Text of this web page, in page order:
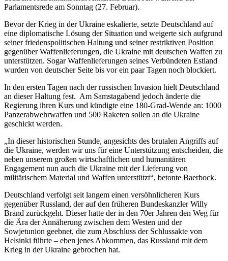
Parlamentsrede am Sonntag (27. Februar).
Bevor der Krieg in der Ukraine eskalierte, setzte Deutschland auf
eine diplomatische Lösung der Situation und weigerte sich aufgrund
seiner friedenspolitischen Haltung und seiner restriktiven Position
gegenüber Waffenlieferungen, die Ukraine mit deutschen Waffen zu
unterstützen. Sogar Waffenlieferungen seines Verbündeten Estland
wurden von deutscher Seite bis vor ein paar Tagen noch blockiert.
In den ersten Tagen nach der russischen Invasion hielt Deutschland
an dieser Haltung fest. Am Samstagabend jedoch änderte die
Regierung ihren Kurs und kündigte eine 180-Grad-Wende an: 1000
Panzerabwehrwaffen und 500 Raketen sollen an die Ukraine
geschickt werden.
„In dieser historischen Stunde, angesichts des brutalen Angriffs auf
die Ukraine, werden wir uns für eine Unterstützung entscheiden, die
neben unserem großen wirtschaftlichen und humanitären
Engagement nun auch die Ukraine mit der Lieferung von
militärischem Material und Waffen unterstützt“, betonte Baerbock.
Deutschland verfolgt seit langem einen versöhnlicheren Kurs
gegenüber Russland, der auf den früheren Bundeskanzler Willy
Brand zurückgeht. Dieser hatte der in den 70er Jahren den Weg für
die Ära der Annäherung zwischen dem Westen und der
Sowjetunion geebnet, die zum Abschluss der Schlussakte von
Helsinki führte – eben jenes Abkommen, das Russland mit dem
Krieg in der Ukraine gebrochen hat.